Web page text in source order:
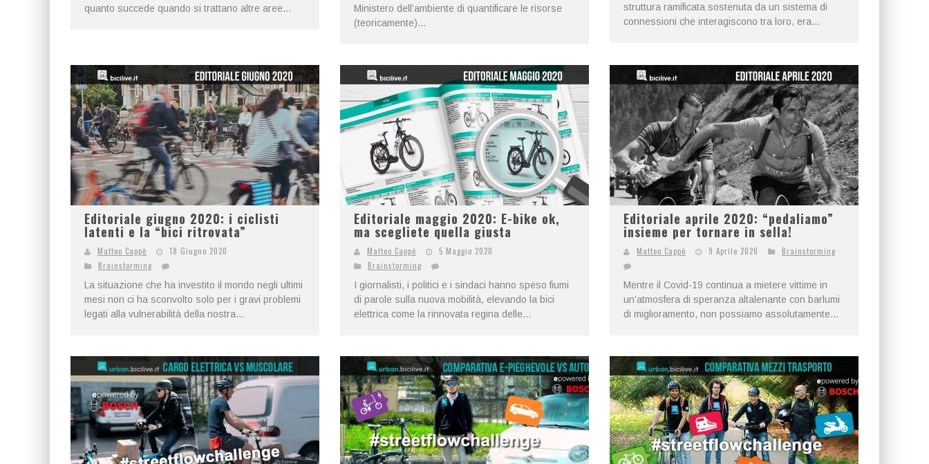
quanto succede quando si trattano altre aree...
Ministero dell’ambiente di quantificare le risorse
(teoricamente)...
struttura ramificata sostenuta da un sistema di
connessioni che interagiscono tra loro, era...
Editoriale giugno 2020: i ciclisti
latenti e la “bici ritrovata”
Matteo Cappè
18 Giugno 2020
Brainstorming
La situazione che ha investito il mondo negli ultimi
mesi non ci ha sconvolto solo per i gravi problemi
legati alla vulnerabilità della nostra...
Editoriale maggio 2020: E-bike ok,
ma scegliete quella giusta
Matteo Cappè
5 Maggio 2020
Brainstorming
I giornalisti, i politici e i sindaci hanno speso fiumi
di parole sulla nuova mobilità, elevando la bici
elettrica come la rinnovata regina delle...
Editoriale aprile 2020: “pedaliamo”
insieme per tornare in sella!
Matteo Cappè 9 Aprile 2020 Brainstorming
Mentre il Covid-19 continua a mietere vittime in
un’atmosfera di speranza altalenante con barlumi
di miglioramento, non possiamo assolutamente...